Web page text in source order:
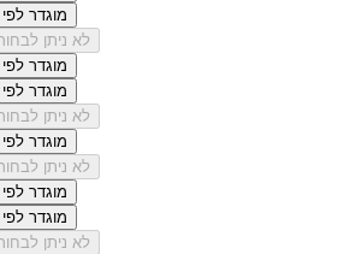
מוגדר לפי
לא ניתן לבחור
מוגדר לפי
מוגדר לפי
לא ניתן לבחור
מוגדר לפי
לא ניתן לבחור
מוגדר לפי
מוגדר לפי
לא ניתן לבחור